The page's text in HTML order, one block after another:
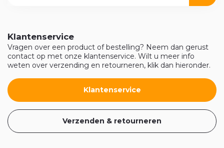
Klantenservice
Vragen over een product of bestelling? Neem dan gerust
contact op met onze klantenservice. Wilt u meer info
weten over verzending en retourneren, klik dan hieronder.
Klantenservice
Verzenden & retourneren